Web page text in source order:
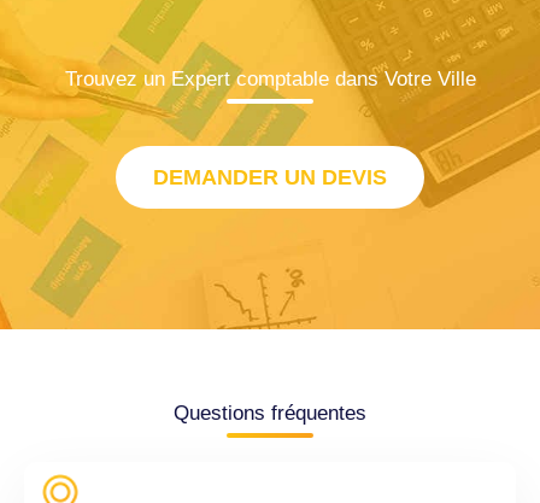
Trouvez un Expert comptable dans Votre Ville
DEMANDER UN DEVIS
Questions fréquentes